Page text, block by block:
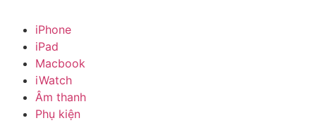
iPhone
iPad
Macbook
iWatch
Âm thanh
Phụ kiện